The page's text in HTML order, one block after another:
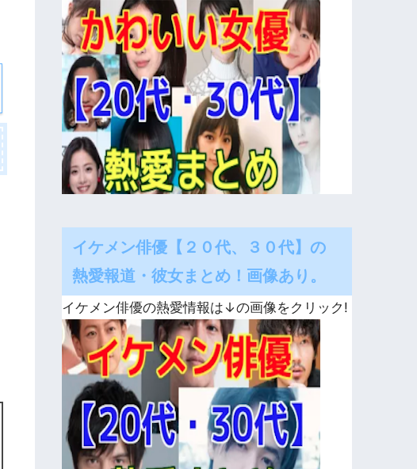
イケメン俳優【２０代、３０代】の
熱愛報道・彼女まとめ！画像あり。
イケメン俳優の熱愛情報は↓の画像をクリック!